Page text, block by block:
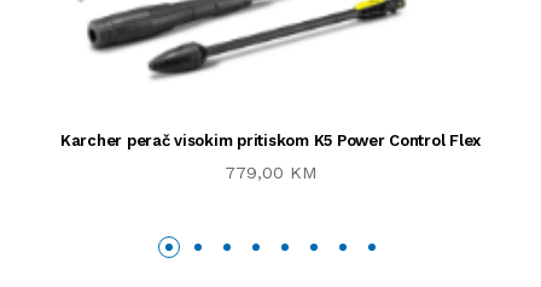
Karcher perač visokim pritiskom K5 Power Control Flex
779,00 KM